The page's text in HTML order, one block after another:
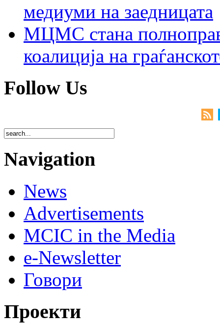
медиуми на заедницата
МЦМС стана
коалиција на
Follow Us
Navigation
News
Advertisements
MCIC in the Media
e-Newsletter
Говори
Проекти